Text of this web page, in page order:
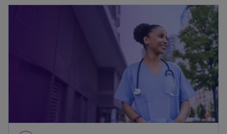
k
a
r
t
k
a
r
t
e
g
e
ö
ff
n